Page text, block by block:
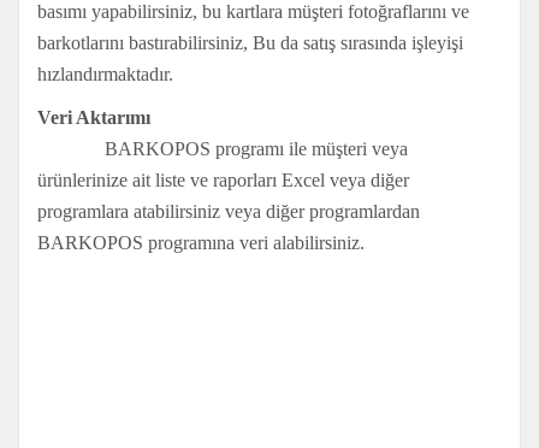
basımı yapabilirsiniz, bu kartlara müşteri fotoğraflarını ve
barkotlarını bastırabilirsiniz, Bu da satış sırasında işleyişi
hızlandırmaktadır.
Veri Aktarımı
BARKOPOS programı ile müşteri veya
ürünlerinize ait liste ve raporları Excel veya diğer
programlara atabilirsiniz veya diğer programlardan
BARKOPOS programına veri alabilirsiniz.